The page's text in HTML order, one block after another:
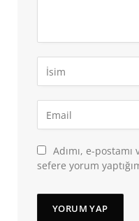
Adımı, e-
sefere yorum